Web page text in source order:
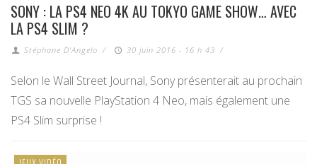
SONY : LA PS4 NEO 4K AU TOKYO GAME SHOW… AVEC
LA PS4 SLIM ?
Stéphane D'Angelo / 30 juin 2016 - 16 h 43 /
Selon le Wall Street Journal, Sony présenterait au prochain
TGS sa nouvelle PlayStation 4 Neo, mais également une
PS4 Slim surprise !